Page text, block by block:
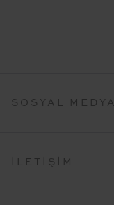
SOSYAL MEDYA
İLETIŞIM